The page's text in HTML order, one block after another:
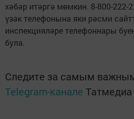
хәбәр итәргә мөмкин. 8-800-222-
үзәк телефонына яки рәсми
инспекцияләре телефоннары
була.
Следите за самым
Telegram-канале Татмедиа